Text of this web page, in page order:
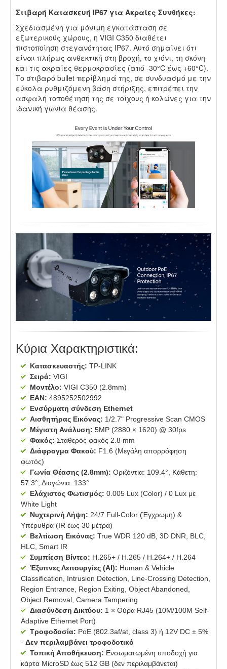
Στιβαρή Κατασκευή IP67 για Ακραίες Συνθήκες:
Σχεδιασμένη για μόνιμη εγκατάσταση σε
εξωτερικούς χώρους, η VIGI C350 διαθέτει
πιστοποίηση στεγανότητας IP67. Αυτό σημαίνει ότι
είναι πλήρως ανθεκτική στη βροχή, το χιόνι, τη σκόνη
και τις ακραίες θερμοκρασίες (από -30°C έως +60°C).
Το στιβαρό bullet περίβλημά της, σε συνδυασμό με την
εύκολα ρυθμιζόμενη βάση στήριξης, επιτρέπει την
ασφαλή τοποθέτησή της σε τοίχους ή κολώνες για την
ιδανική γωνία θέασης.
Κύρια Χαρακτηριστικά:
Κατασκευαστής: TP-LINK
Σειρά: VIGI
Μοντέλο: VIGI C350 (2.8mm)
EAN: 4895252502992
Ενσύρματη σύνδεση Ethernet
Αισθητήρας Εικόνας: 1/2.7" Progressive Scan CMOS
Μέγιστη Ανάλυση: 5MP (2880 × 1620) @ 30fps
Φακός: Σταθερός φακός 2.8 mm
Διάφραγμα Φακού: F1.6 (Μεγάλη απορρόφηση
φωτός)
Γωνία Θέασης (2.8mm): Οριζόντια: 109.4°, Κάθετη:
57.3°, Διαγώνια: 133°
Ελάχιστος Φωτισμός: 0.005 Lux (Color) / 0 Lux με
White Light
Νυχτερινή Λήψη: 24/7 Full-Color (Έγχρωμη) &
Υπέρυθρα (IR έως 30 μέτρα)
Βελτίωση Εικόνας: True WDR 120 dB, 3D DNR, BLC,
HLC, Smart IR
Συμπίεση Βίντεο: H.265+ / H.265 / H.264+ / H.264
Έξυπνες Λειτουργίες (AI): Human & Vehicle
Classification, Intrusion Detection, Line-Crossing Detection,
Region Entrance, Region Exiting, Object Abandoned,
Object Removal, Camera Tampering
Διασύνδεση Δικτύου: 1 × Θύρα RJ45 (10M/100M Self-
Adaptive Ethernet Port)
Τροφοδοσία: PoE (802.3af/at, class 3) ή 12V DC ± 5%
- Δεν περιλαμβάνει τροφοδοτικό
Τοπική Αποθήκευση: Ενσωματωμένη υποδοχή για
κάρτα MicroSD έως 512 GB (δεν περιλαμβάνεται)